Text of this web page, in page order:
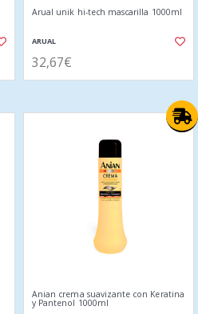
Arual unik hi-tech mascarilla 1000ml
ARUAL
32,67€
Anian crema suavizante con Keratina
y Pantenol 1000ml